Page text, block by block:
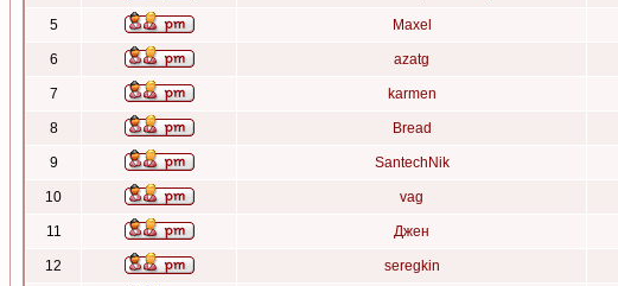
5 Maxel
6 azatg
7 karmen
8 Bread
9 SantechNik
10 vag
11 Джен
12 seregkin